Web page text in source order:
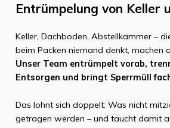
Entrümpelung von Keller
Keller, Dachboden, Abstellkammer –
beim Packen niemand denkt, machen
Unser Team entrümpelt vorab,
Entsorgen und bringt Sperrmüll
Das lohnt sich doppelt: Was nicht
getragen werden – und taucht damit